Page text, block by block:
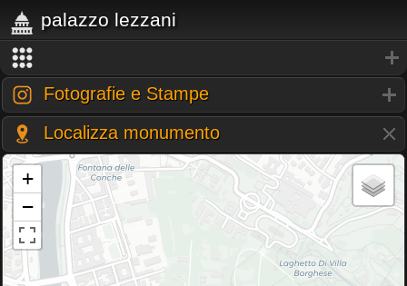
palazzo lezzani
Fotografie e Stampe
Localizza monumento
+
−